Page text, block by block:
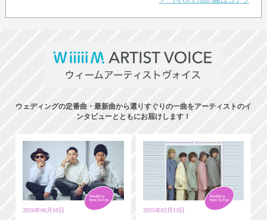
ウェディングの定番曲・最新曲から選りすぐりの一曲をアーティストのイ
ンタビューとともにお届けします！
2026年06月10日 2025年02月13日